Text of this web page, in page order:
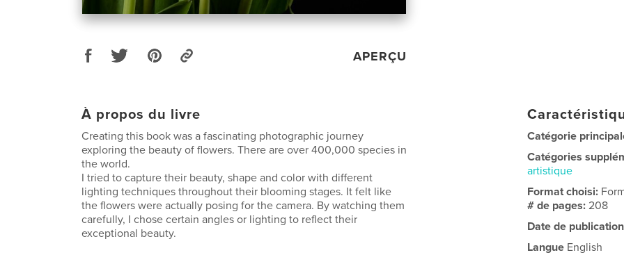
APERÇU
À propos du livre
Creating this book was a fascinating photographic journey
exploring the beauty of flowers. There are over 400,000 species in
the world.
I tried to capture their beauty, shape and color with different
lighting techniques throughout their blooming stages. It felt like
the flowers were actually posing for the camera. By watching them
carefully, I chose certain angles or lighting to reflect their
exceptional beauty.
Catégorie
Catégories
artistique
Format choisi:
# de pages:208
Date de
Langue English